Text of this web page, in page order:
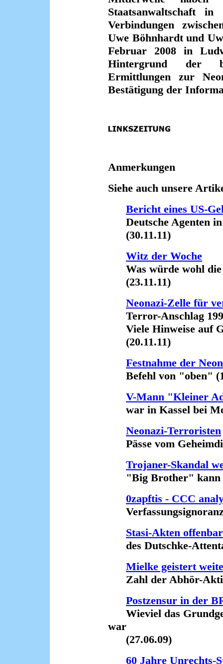
Staatsanwaltschaft
Verbindungen
Uwe Böhnhardt und
Februar 2008 in
Hintergrund der
Ermittlungen zur
Bestätigung der
Anmerkungen
Siehe auch unsere
Bericht eines US-
Deutsche Agenten
(30.11.11)
Witz der Woche
Was würde wohl die
(23.11.11)
Neonazi-Zelle für
Terror-Anschlag
Viele Hinweise auf
(20.11.11)
Festnahme der
Befehl von "oben"
V-Mann "Kleiner
war in Kassel bei
Neonazi-Terroristen
Pässe vom
Trojaner-Skandal
"Big Brother" kann
0zapftis - CCC
Verfassungsignoranz
Stasi-Akten
des Dutschke-
Mielke geistert
Zahl der Abhör-
Postzensur in der
Wieviel das
war
(27.06.09)
60 Jahre Unrechts-